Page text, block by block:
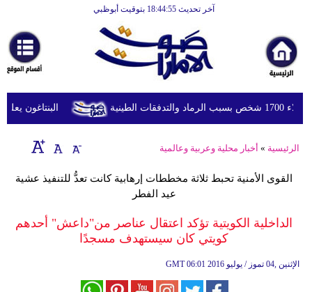
آخر تحديث 18:44:55 بتوقيت أبوظبي
أخبارعاجلة
رياضة
ثقافة
إقتصاد
أزياء
البنتاغون يعلن
الرئيسية » أخبار محلية وعربية وعالمية
القوى الأمنية تحبط ثلاثة مخططات إرهابية كانت تعدُّ للتنفيذ عشية
عيد الفطر
الداخلية الكويتية تؤكد اعتقال عناصر من"داعش" أحدهم
كويتي كان سيستهدف مسجدًا
GMT 06:01 2016 الإثنين ,04 تموز / يوليو